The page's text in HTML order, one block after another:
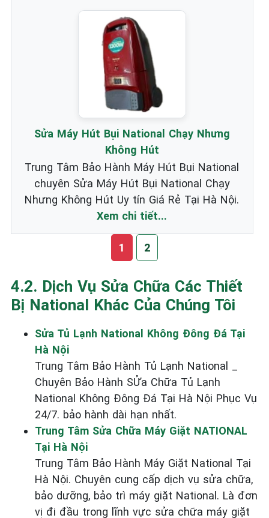
Sửa Máy Hút Bụi National Chạy Nhưng
Không Hút
Trung Tâm Bảo Hành Máy Hút Bụi National
chuyên Sửa Máy Hút Bụi National Chạy
Nhưng Không Hút Uy tín Giá Rẻ Tại Hà Nội.
Xem chi tiết...
1 2
4.2. Dịch Vụ Sửa Chữa Các Thiết
Bị National Khác Của Chúng Tôi
Sửa Tủ Lạnh National Không Đông Đá Tại
Hà Nội
Trung Tâm Bảo Hành Tủ Lạnh National _
Chuyên Bảo Hành SỬa Chữa Tủ Lạnh
National Không Đông Đá Tại Hà Nội Phục Vụ
24/7. bảo hành dài hạn nhất.
Trung Tâm Sửa Chữa Máy Giặt NATIONAL
Tại Hà Nội
Trung Tâm Bảo Hành Máy Giặt National Tại
Hà Nội. Chuyên cung cấp dịch vụ sửa chữa,
bảo dưỡng, bảo trì máy giặt National. Là đơn
vị đi đầu trong lĩnh vực sửa chữa máy giặt